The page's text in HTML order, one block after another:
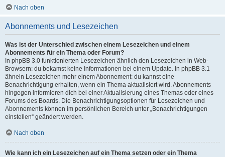
Nach oben
Abonnements und Lesezeichen
Was ist der Unterschied zwischen einem Lesezeichen und einem
Abonnements für ein Thema oder Forum?
In phpBB 3.0 funktionierten Lesezeichen ähnlich den Lesezeichen in Web-
Browsern: du bekamst keine Informationen bei einem Update. In phpBB 3.1
ähneln Lesezeichen mehr einem Abonnement: du kannst eine
Benachrichtigung erhalten, wenn ein Thema aktualisiert wird. Abonnements
hingegen informieren dich bei einer Aktualisierung eines Themas oder eines
Forums des Boards. Die Benachrichtigungsoptionen für Lesezeichen und
Abonnements können im persönlichen Bereich unter „Benachrichtigungen
einstellen“ geändert werden.
Nach oben
Wie kann ich ein Lesezeichen auf ein Thema setzen oder ein Thema